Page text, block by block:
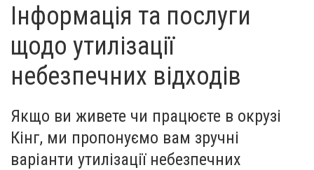
ВІДХОДІВ
Інформація та послуги
щодо утилізації
небезпечних відходів
Якщо ви живете чи працюєте в окрузі
Кінг, ми пропонуємо вам зручні
варіанти утилізації небезпечних